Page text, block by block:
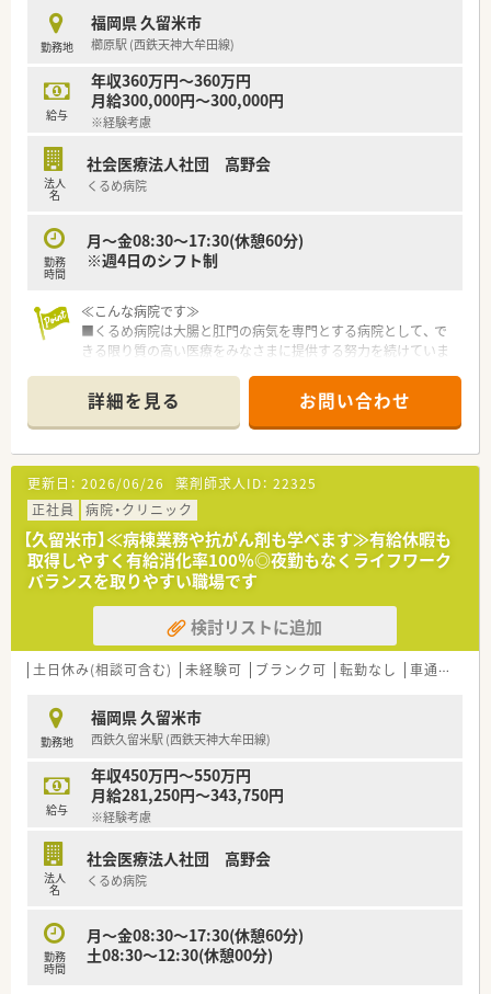
勤務地
福岡県 久留米市
櫛原駅 (西鉄天神大牟田線)
給与
年収360万円～360万円
月給300,000円～300,000円
※経験考慮
法人
名
社会医療法人社団 高野会
くるめ病院
勤務
時間
月～金08:30～17:30(休憩60分)
※週4日のシフト制
≪こんな病院です≫
■くるめ病院は大腸と肛門の病気を専門とする病院として、 で
きる限り質の高い医療をみなさまに提供する努力を続けていま
■肛門疾患・大腸がん(手術、化学療法、緩和ケア)・内視鏡診断、治
療・炎症性腸疾患・消化管機能障害の5つの柱がございます。
■へき地医療等公益性の高い医療の担い手の一員として、2014
年4月に社会医療法人の認定を受けております。
■「潰瘍性大腸炎クローン病」など難病指定に対してもQOL向上
を目指して医療を提供しております。
■チーム医療を目指し、医師・看護師・薬剤師・その他多職種連携
を密にコミュニケーションを図っております。
■無菌調剤室を設置しており、抗がん剤を取り扱えます。
＜業務に関して＞
■外来はほぼ院外処方です。
■病棟業務も実施していますが在院日数が7日前後の為、薬も簡
単で業務負担少な目です。
■ケモは月20~30件ほど対応しております
＜こんな方にオススメ＞
■大学病院との連携もあり、病院薬剤師としてスキルアップした
い方にオススメ
■子育てなどプライベートとの両立を目指す方
詳細を見る お問い合わせ
更新日： 2026/06/26 薬剤師求人ID： 22325
正社員
病院・クリニック
【久留米市】≪病棟業務や抗がん剤も学べます≫有給休暇も
取得しやすく有給消化率100％◎夜勤もなくライフワーク
バランスを取りやすい職場です
検討リストに追加
土日休み(相談可含む) 未経験可 ブランク可 転勤なし 車通勤可
勤務地
福岡県 久留米市
西鉄久留米駅 (西鉄天神大牟田線)
給与
年収450万円～550万円
月給281,250円～343,750円
※経験考慮
法人
名
社会医療法人社団 高野会
くるめ病院
勤務
時間
月～金08:30～17:30(休憩60分)
土08:30～12:30(休憩00分)